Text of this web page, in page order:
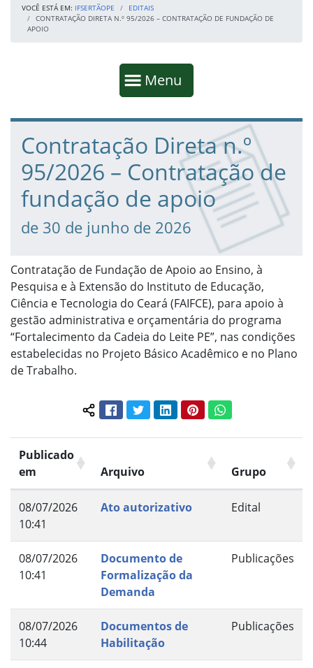
VOCÊ ESTÁ EM: IFSERTÃOPE
EDITAIS
CONTRATAÇÃO DIRETA N.º 95/2026 – CONTRATAÇÃO DE FUNDAÇÃO DE
APOIO
Mostrar
Menu
Fim da navegação
Início do conteúdo
Contratação Direta n.º
95/2026 – Contratação de
fundação de apoio
de 30 de junho de 2026
Contratação de Fundação de Apoio ao Ensino, à
Pesquisa e à Extensão do Instituto de Educação,
Ciência e Tecnologia do Ceará (FAIFCE), para apoio à
gestão administrativa e orçamentária do programa
“Fortalecimento da Cadeia do Leite PE”, nas condições
estabelecidas no Projeto Básico Acadêmico e no Plano
de Trabalho.
Compartilhar conteúdo:
FacebookTwitterLinkedInPinterestWhatsApp
Publicado
em
Arquivo Grupo
08/07/2026
10:41
Ato autorizativo Edital
08/07/2026
10:41
Documento de
Formalização da
Demanda
Publicações
08/07/2026
10:44
Documentos de
Habilitação
Publicações